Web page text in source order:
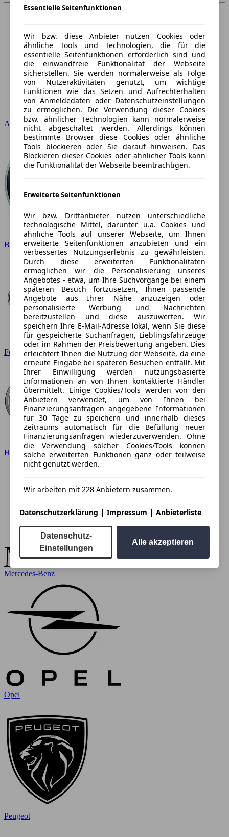
Audi
BMW
Ford
Hyundai
Mercedes-Benz
Opel
Peugeot
Essentielle Seitenfunktionen
Wir bzw. diese Anbieter nutzen Cookies oder
ähnliche Tools und Technologien, die für die
essentielle Seitenfunktionen erforderlich sind und
die einwandfreie Funktionalität der Webseite
sicherstellen. Sie werden normalerweise als Folge
von Nutzeraktivitäten genutzt, um wichtige
Funktionen wie das Setzen und Aufrechterhalten
von Anmeldedaten oder Datenschutzeinstellungen
zu ermöglichen. Die Verwendung dieser Cookies
bzw. ähnlicher Technologien kann normalerweise
nicht abgeschaltet werden. Allerdings können
bestimmte Browser diese Cookies oder ähnliche
Tools blockieren oder Sie darauf hinweisen. Das
Blockieren dieser Cookies oder ähnlicher Tools kann
die Funktionalität der Webseite beeinträchtigen.
Erweiterte Seitenfunktionen
Wir bzw. Drittanbieter nutzen unterschiedliche
technologische Mittel, darunter u.a. Cookies und
ähnliche Tools auf unserer Webseite, um Ihnen
erweiterte Seitenfunktionen anzubieten und ein
verbessertes Nutzungserlebnis zu gewährleisten.
Durch diese erweiterten Funktionalitäten
ermöglichen wir die Personalisierung unseres
Angebotes - etwa, um Ihre Suchvorgänge bei einem
späteren Besuch fortzusetzen, Ihnen passende
Angebote aus Ihrer Nähe anzuzeigen oder
personalisierte Werbung und Nachrichten
bereitzustellen und diese auszuwerten. Wir
speichern Ihre E-Mail-Adresse lokal, wenn Sie diese
für gespeicherte Suchanfragen, Lieblingsfahrzeuge
oder im Rahmen der Preisbewertung angeben. Dies
erleichtert Ihnen die Nutzung der Webseite, da eine
erneute Eingabe bei späteren Besuchen entfällt. Mit
Ihrer Einwilligung werden nutzungsbasierte
Informationen an von Ihnen kontaktierte Händler
übermittelt. Einige Cookies/Tools werden von den
Anbietern verwendet, um von Ihnen bei
Finanzierungsanfragen angegebene Informationen
für 30 Tage zu speichern und innerhalb dieses
Zeitraums automatisch für die Befüllung neuer
Finanzierungsanfragen wiederzuverwenden. Ohne
die Verwendung solcher Cookies/Tools können
solche erweiterten Funktionen ganz oder teilweise
nicht genutzt werden.
Wir arbeiten mit 228 Anbietern zusammen.
Datenschutzerklärung | Impressum | Anbieterliste
Datenschutz-
Einstellungen
Alle akzeptieren